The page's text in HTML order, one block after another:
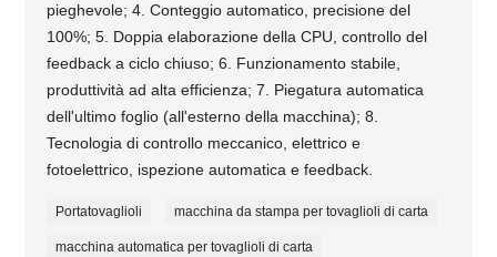
pieghevole; 4. Conteggio automatico, precisione del
100%; 5. Doppia elaborazione della CPU, controllo del
feedback a ciclo chiuso; 6. Funzionamento stabile,
produttività ad alta efficienza; 7. Piegatura automatica
dell'ultimo foglio (all'esterno della macchina); 8.
Tecnologia di controllo meccanico, elettrico e
fotoelettrico, ispezione automatica e feedback.
Portatovaglioli macchina da stampa per tovaglioli di carta
macchina automatica per tovaglioli di carta